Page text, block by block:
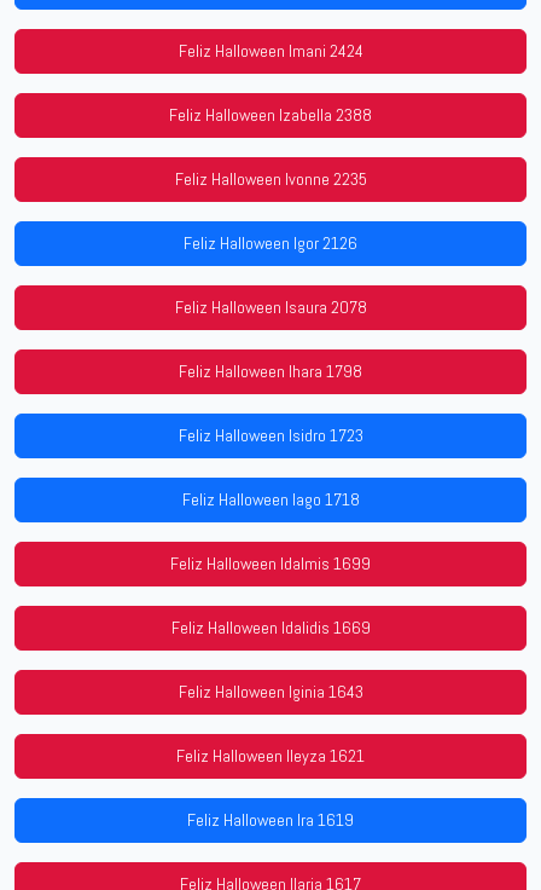
Feliz Halloween Imani 2424
Feliz Halloween Izabella 2388
Feliz Halloween Ivonne 2235
Feliz Halloween Igor 2126
Feliz Halloween Isaura 2078
Feliz Halloween Ihara 1798
Feliz Halloween Isidro 1723
Feliz Halloween Iago 1718
Feliz Halloween Idalmis 1699
Feliz Halloween Idalidis 1669
Feliz Halloween Iginia 1643
Feliz Halloween Ileyza 1621
Feliz Halloween Ira 1619
Feliz Halloween Ilaria 1617